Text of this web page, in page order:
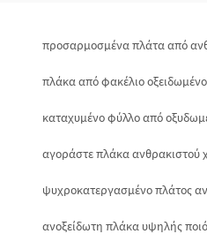
προσαρμοσμένα πλάτα από
πλάκα από φακέλιο
καταχυμένο φύλλο από
αγοράστε πλάκα ανθρακιστού
ψυχροκατεργασμένο πλάτος
ανοξείδωτη πλάκα υψηλής